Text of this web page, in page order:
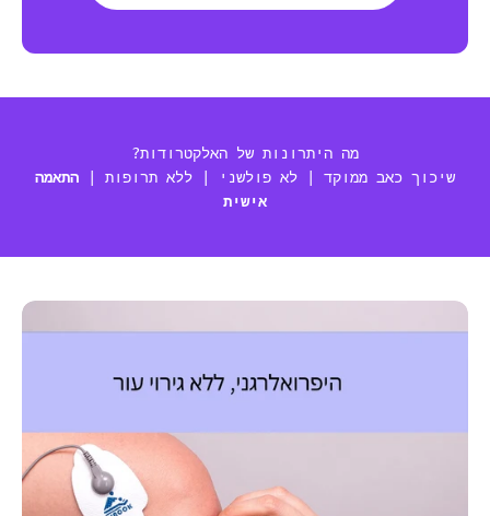
מה היתרונות של האלקטרודות?
שיכוך כאב ממוקד | לא פולשני | ללא תרופות | התאמה
אישית